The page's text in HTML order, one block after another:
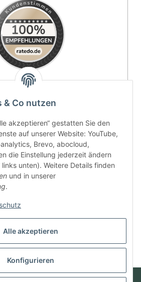
4.9 / 5
GUT
Empfehlungsrate
aus 11 Bewertungen
ansehen
© Futter mit Liebe
& Co nutzen
akzeptieren“ gestatten Sie den
auf unserer Website: YouTube,
Brevo, abocloud,
die Einstellung jederzeit ändern
unten). Weitere Details finden
und in unserer
.
Alle akzeptieren
Konfigurieren